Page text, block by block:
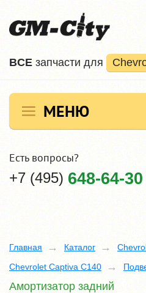
ВCE запчасти для
МЕНЮ
Есть вопросы?
+7 (495) 648-64-30
Главная Каталог
Chevrolet Captiva C140
Амортизатор задний